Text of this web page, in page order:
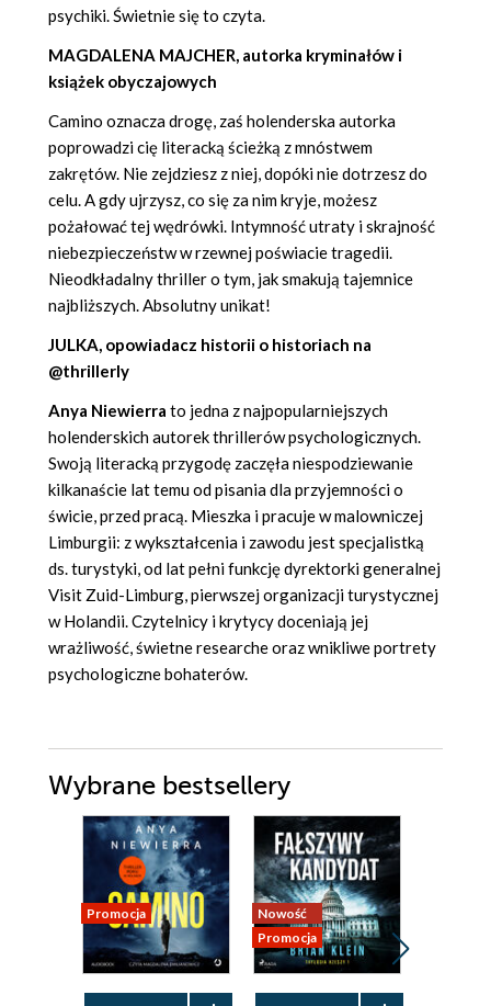
psychiki. Świetnie się to czyta.
MAGDALENA MAJCHER, autorka kryminałów i
książek obyczajowych
Camino oznacza drogę, zaś holenderska autorka
poprowadzi cię literacką ścieżką z mnóstwem
zakrętów. Nie zejdziesz z niej, dopóki nie dotrzesz do
celu. A gdy ujrzysz, co się za nim kryje, możesz
pożałować tej wędrówki. Intymność utraty i skrajność
niebezpieczeństw w rzewnej poświacie tragedii.
Nieodkładalny thriller o tym, jak smakują tajemnice
najbliższych. Absolutny unikat!
JULKA, opowiadacz historii o historiach na
@thrillerly
Anya Niewierra to jedna z najpopularniejszych
holenderskich autorek thrillerów psychologicznych.
Swoją literacką przygodę zaczęła niespodziewanie
kilkanaście lat temu od pisania dla przyjemności o
świcie, przed pracą. Mieszka i pracuje w malowniczej
Limburgii: z wykształcenia i zawodu jest specjalistką
ds. turystyki, od lat pełni funkcję dyrektorki generalnej
Visit Zuid-Limburg, pierwszej organizacji turystycznej
w Holandii. Czytelnicy i krytycy doceniają jej
wrażliwość, świetne researche oraz wnikliwe portrety
psychologiczne bohaterów.
Wybrane bestsellery
Promocja
Nowość
Promocja